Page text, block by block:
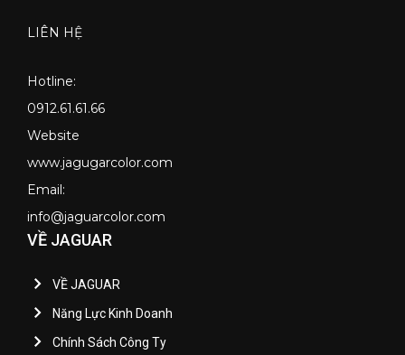
LIÊN HỆ
Hotline:
0912.61.61.66
Website
www.jagugarcolor.com
Email:
info@jaguarcolor.com
VỀ JAGUAR
VỀ JAGUAR
Năng Lực Kinh Doanh
Chính Sách Công Ty